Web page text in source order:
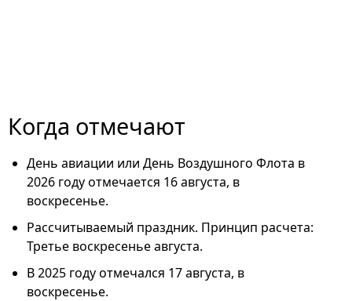
Когда отмечают
День авиации или День Воздушного Флота в
2026 году отмечается 16 августа, в
воскресенье.
Рассчитываемый праздник. Принцип расчета:
Третье воскресенье августа.
В 2025 году отмечался 17 августа, в
воскресенье.